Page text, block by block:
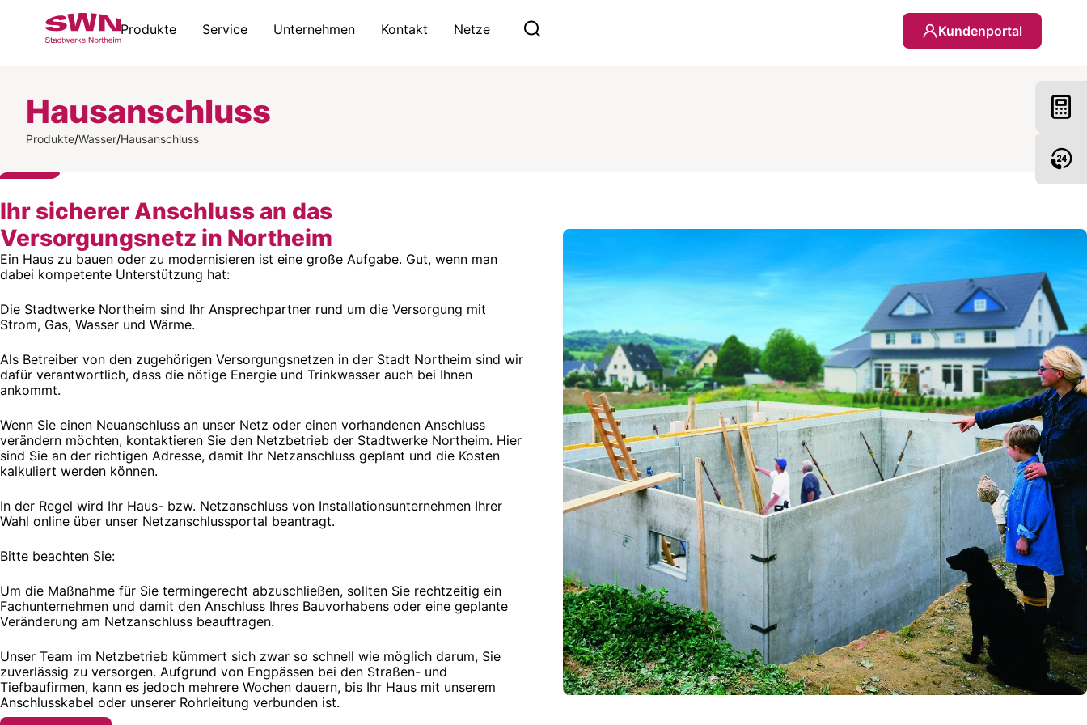
Produkte
Service Unternehmen Kontakt Netze Kundenportal
Hausanschluss
Produkte/Wasser/Hausanschluss
Ihr sicherer Anschluss an das
Versorgungsnetz in Northeim
Ein Haus zu bauen oder zu modernisieren ist eine große Aufgabe. Gut, wenn man
dabei kompetente Unterstützung hat:
Die Stadtwerke Northeim sind Ihr Ansprechpartner rund um die Versorgung mit
Strom, Gas, Wasser und Wärme.
Als Betreiber von den zugehörigen Versorgungsnetzen in der Stadt Northeim sind wir
dafür verantwortlich, dass die nötige Energie und Trinkwasser auch bei Ihnen
ankommt.
Wenn Sie einen Neuanschluss an unser Netz oder einen vorhandenen Anschluss
verändern möchten, kontaktieren Sie den Netzbetrieb der Stadtwerke Northeim. Hier
sind Sie an der richtigen Adresse, damit Ihr Netzanschluss geplant und die Kosten
kalkuliert werden können.
In der Regel wird Ihr Haus- bzw. Netzanschluss von Installationsunternehmen Ihrer
Wahl online über unser Netzanschlussportal beantragt.
Bitte beachten Sie:
Um die Maßnahme für Sie termingerecht abzuschließen, sollten Sie rechtzeitig ein
Fachunternehmen und damit den Anschluss Ihres Bauvorhabens oder eine geplante
Veränderung am Netzanschluss beauftragen.
Unser Team im Netzbetrieb kümmert sich zwar so schnell wie möglich darum, Sie
zuverlässig zu versorgen. Aufgrund von Engpässen bei den Straßen- und
Tiefbaufirmen, kann es jedoch mehrere Wochen dauern, bis Ihr Haus mit unserem
Anschlusskabel oder unserer Rohrleitung verbunden ist.